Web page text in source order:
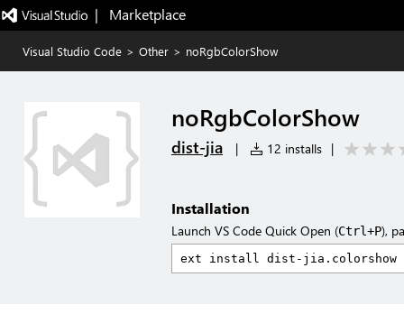
|   Marketplace
Visual Studio Code > Other > noRgbColorShow
noRgbColorShow
dist-jia | 12 installs |
Installation
Launch VS Code Quick Open (Ctrl+P),